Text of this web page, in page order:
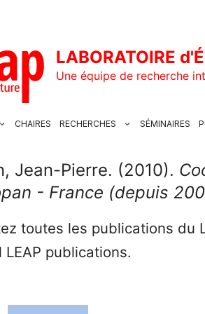
LABORATOIRE
Une équipe de recherche
CHAIRES RECHERCHES SÉMINAIRES
Jean-Pierre. (2010).
- France (depuis
toutes les publications du
LEAP publications.